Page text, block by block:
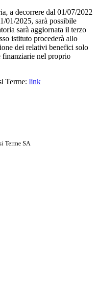
a decorrere dal 01/07/2022
01/2025, sarà possibile
sarà aggiornata il terzo
istituto procederà allo
dei relativi benefici solo
finanziarie nel proprio
Terme: link
Terme SA